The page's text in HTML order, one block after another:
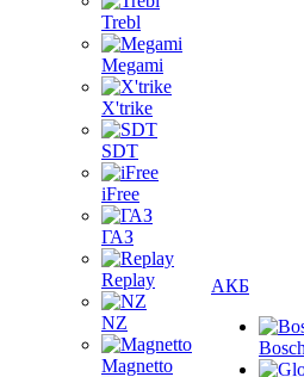
Trebl
Megami
X'trike
SDT
iFree
ГАЗ
Replay
NZ
Magnetto
АКБ